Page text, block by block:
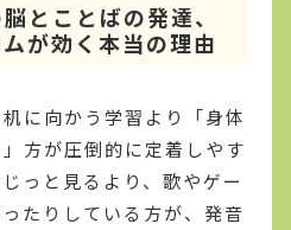
とことばの発達、
が効く本当の理由
に向かう学習より「身体
方が圧倒的に定着しやす
っと見るより、歌やゲー
たりしている方が、発音